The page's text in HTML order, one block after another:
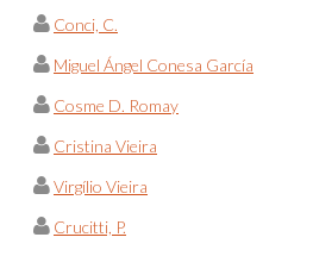
Conci, C.
Miguel Ángel Conesa García
Cosme D. Romay
Cristina Vieira
Virgílio Vieira
Crucitti, P.